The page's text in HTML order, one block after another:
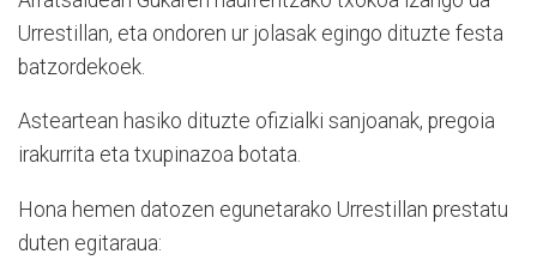
Urrestillan, eta ondoren ur jolasak egingo dituzte festa
batzordekoek.
Asteartean hasiko dituzte ofizialki sanjoanak, pregoia
irakurrita eta txupinazoa botata.
Hona hemen datozen egunetarako Urrestillan prestatu
duten egitaraua: